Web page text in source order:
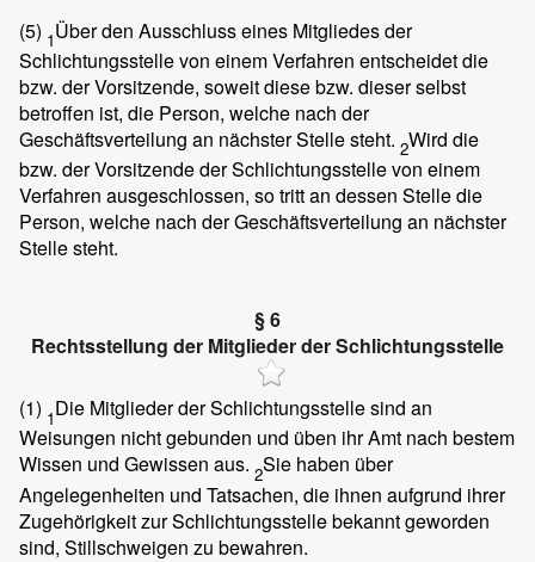
(5) 1Über den Ausschluss eines Mitgliedes der
Schlichtungsstelle von einem Verfahren entscheidet die
bzw. der Vorsitzende, soweit diese bzw. dieser selbst
betroffen ist, die Person, welche nach der
Geschäftsverteilung an nächster Stelle steht. 2Wird die
bzw. der Vorsitzende der Schlichtungsstelle von einem
Verfahren ausgeschlossen, so tritt an dessen Stelle die
Person, welche nach der Geschäftsverteilung an nächster
Stelle steht.
§ 6
Rechtsstellung der Mitglieder der Schlichtungsstelle
(1) 1Die Mitglieder der Schlichtungsstelle sind an
Weisungen nicht gebunden und üben ihr Amt nach bestem
Wissen und Gewissen aus. 2Sie haben über
Angelegenheiten und Tatsachen, die ihnen aufgrund ihrer
Zugehörigkeit zur Schlichtungsstelle bekannt geworden
sind, Stillschweigen zu bewahren.